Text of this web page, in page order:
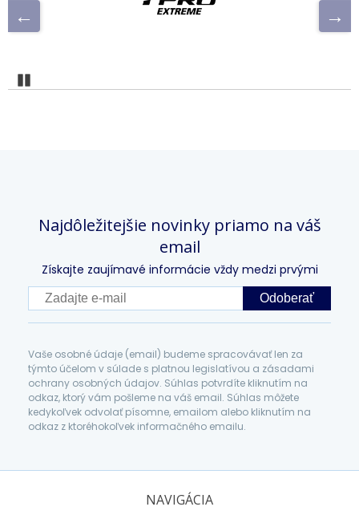
Najdôležitejšie novinky priamo na váš
email
Získajte zaujímavé informácie vždy medzi prvými
Odoberať
Vaše osobné údaje (email) budeme spracovávať len za
týmto účelom v súlade s platnou legislatívou a zásadami
ochrany osobných údajov. Súhlas potvrdíte kliknutím na
odkaz, ktorý vám pošleme na váš email. Súhlas môžete
kedykoľvek odvolať písomne, emailom alebo kliknutím na
odkaz z ktoréhokoľvek informačného emailu.
NAVIGÁCIA